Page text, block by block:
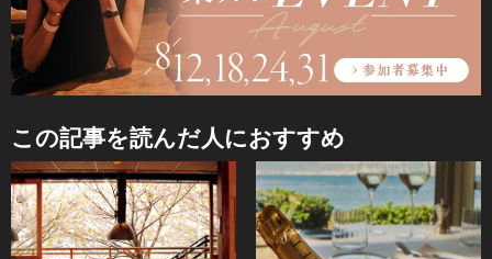
この記事を読んだ人におすすめ